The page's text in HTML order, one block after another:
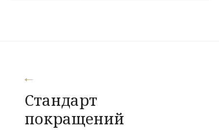
Навігація
записів
Стандарт
покращений